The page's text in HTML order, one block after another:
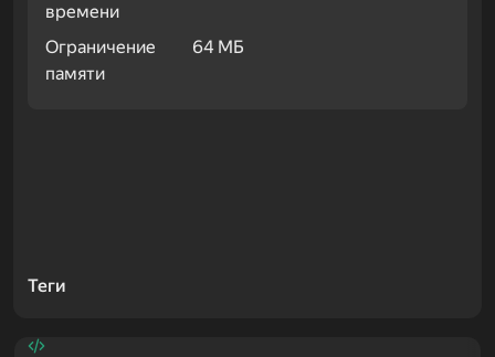
времени
Ограничение
памяти
64 МБ
Теги